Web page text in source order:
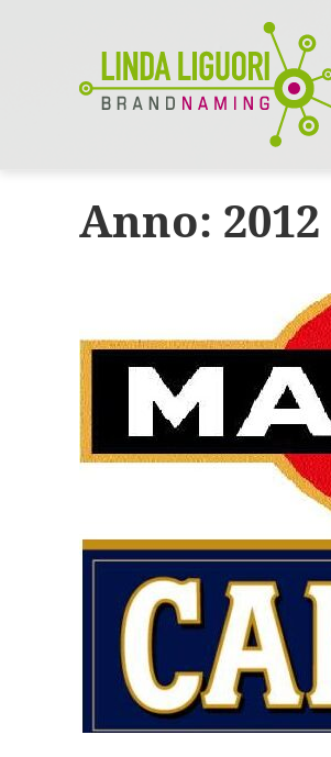
Anno: 2012